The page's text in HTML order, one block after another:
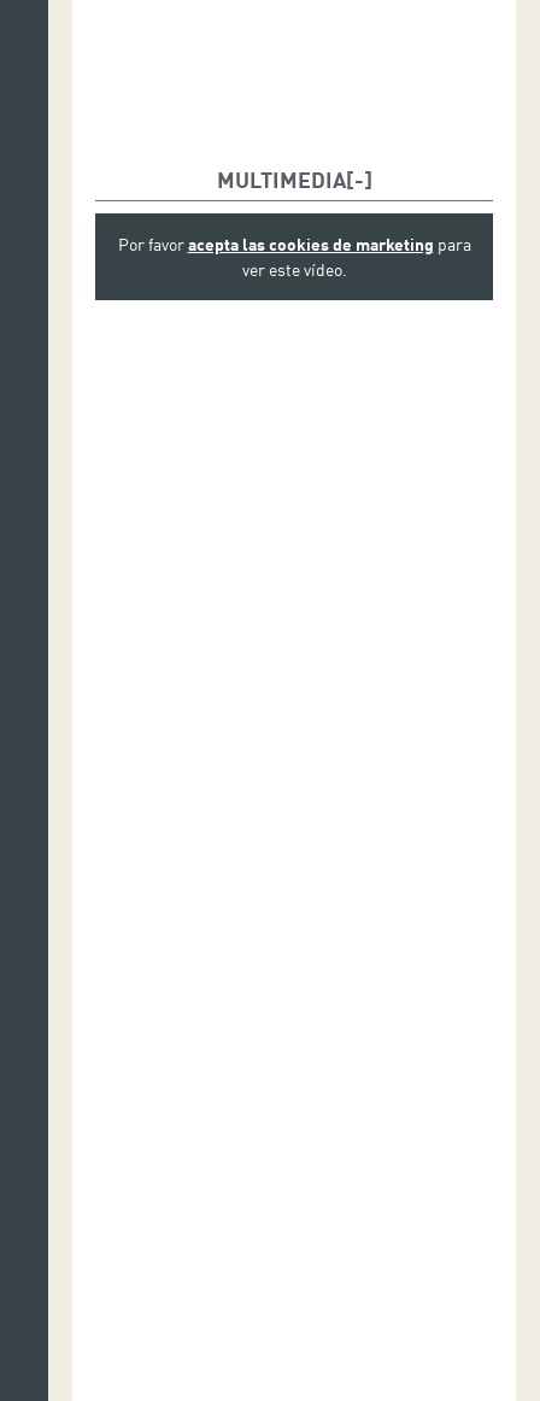
MULTIMEDIA
Por favoracepta las cookies de marketing para
ver este vídeo.